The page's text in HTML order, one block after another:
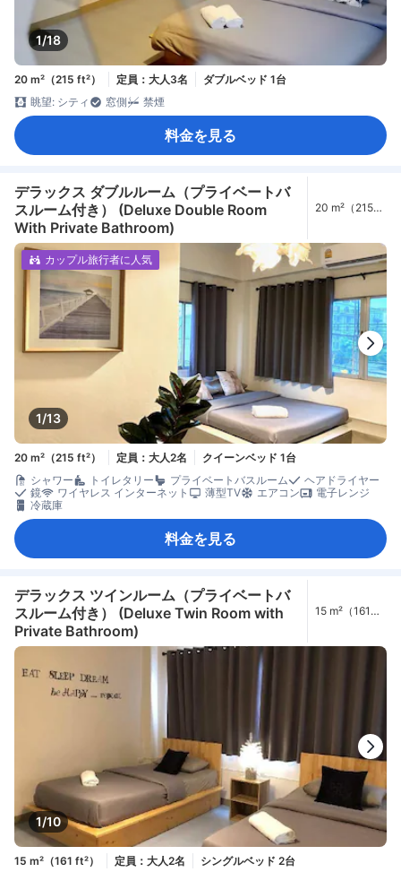
1/18
20 m²（215 ft²） 定員：大人3名
ダブルベッド 1台
眺望: シティ
窓側 禁煙
料金を見る
デラックス ダブルルーム（プライベートバ
スルーム付き） (Deluxe Double Room
With Private Bathroom)
20 m²（215
1/13
カップル旅行者に人気
20 m²（215 ft²） 定員：大人2名
クイーンベッド 1台
シャワー
トイレタリー プライベートバスルーム
ヘアドライヤー
鏡
ワイヤレス インターネット 薄型TV エアコン
電子レンジ
冷蔵庫
料金を見る
デラックス ツインルーム（プライベートバ
スルーム付き） (Deluxe Twin Room with
Private Bathroom)
15 m²（161
1/10
15 m²（161 ft²） 定員：大人2名 シングルベッド 2台